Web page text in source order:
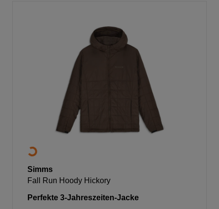
Simms
Fall Run Hoody Hickory
Perfekte 3-Jahreszeiten-Jacke